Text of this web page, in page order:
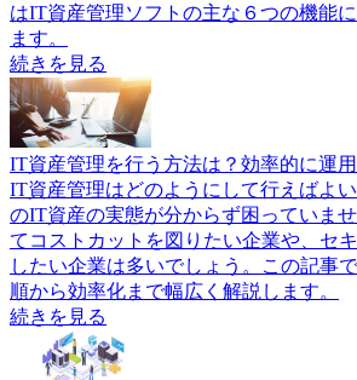
はIT資産管理ソフトの主な６つの機能
ます。
続きを見る
IT資産管理を行う方法は？効率的に運
IT資産管理はどのようにして行えばよ
のIT資産の実態が分からず困っていま
てコストカットを図りたい企業や、セ
したい企業は多いでしょう。この記事
順から効率化まで幅広く解説します。
続きを見る